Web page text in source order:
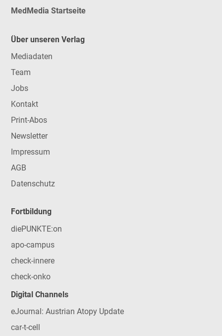
MedMedia Startseite
Über unseren Verlag
Mediadaten
Team
Jobs
Kontakt
Print-Abos
Newsletter
Impressum
AGB
Datenschutz
Fortbildung
diePUNKTE:on
apo-campus
check-innere
check-onko
Digital Channels
eJournal: Austrian Atopy Update
car-t-cell